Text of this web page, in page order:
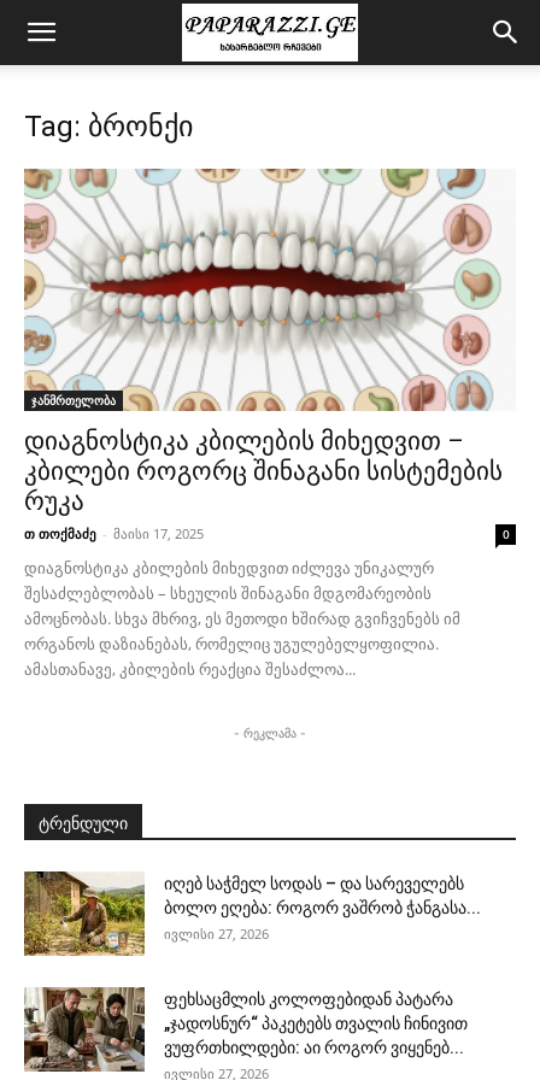
Tag: ბრონქი
ჯანმრთელობა
დიაგნოსტიკა კბილების მიხედვით –
კბილები როგორც შინაგანი სისტემების
რუკა
თ თოქმაძე - მაისი 17, 2025 0
დიაგნოსტიკა კბილების მიხედვით იძლევა უნიკალურ
შესაძლებლობას – სხეულის შინაგანი მდგომარეობის
ამოცნობას. სხვა მხრივ, ეს მეთოდი ხშირად გვიჩვენებს იმ
ორგანოს დაზიანებას, რომელიც უგულებელყოფილია.
ამასთანავე, კბილების რეაქცია შესაძლოა...
- რეკლამა -
ტრენდული
იღებ საჭმელ სოდას – და სარეველებს
ბოლო ეღება: როგორ ვაშრობ ჭანგასა...
ივლისი 27, 2026
ფეხსაცმლის კოლოფებიდან პატარა
„ჯადოსნურ“ პაკეტებს თვალის ჩინივით
ვუფრთხილდები: აი როგორ ვიყენებ...
ივლისი 27, 2026